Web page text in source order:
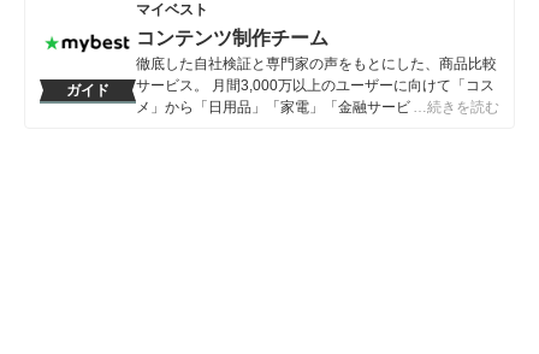
持っている。 その後、2023年にmybestへ入社し、豊富
な知識を活かしてオーディオ・ビジュアル機器のガイド
を担当。「顧客のニーズを真摯に考えて提案する」をモ
ットーに、ユーザーに寄り添った企画・コンテンツ制作
を日々行っている。
ガイド
マイベスト
コンテンツ制作チーム
徹底した自社検証と専門家の声をもとにした、商品比較
サービス。 月間3,000万以上のユーザーに向けて「コス
メ」から「日用品」「家電」「金融サービス」まで、ベ
…続きを読む